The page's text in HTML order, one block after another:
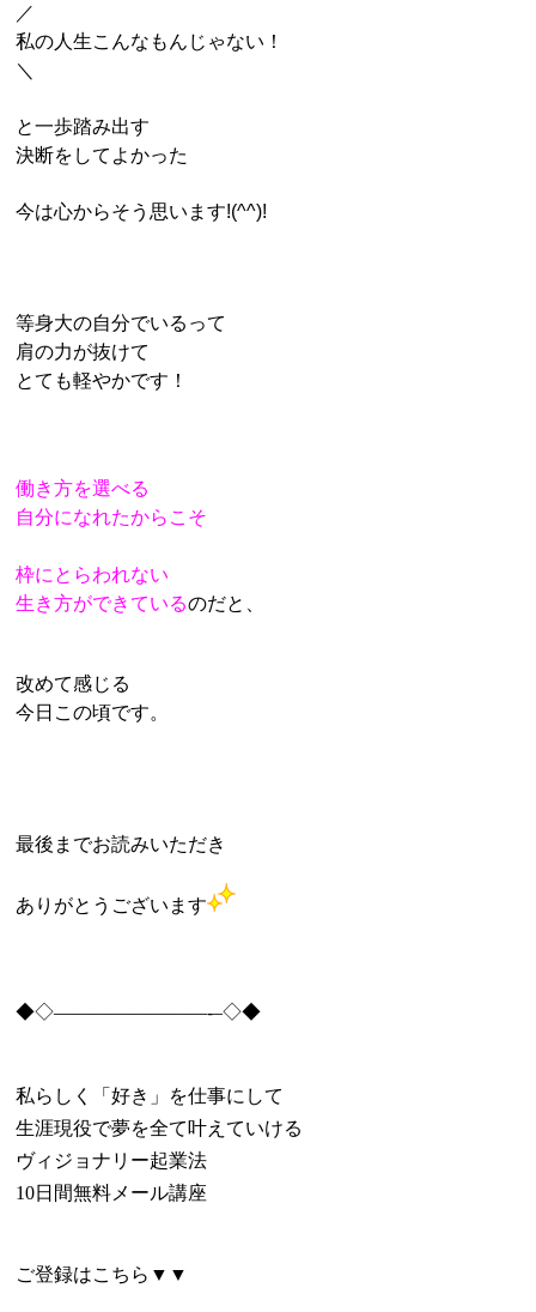
／
私の人生こんなもんじゃない！
＼
と一歩踏み出す
決断をしてよかった
今は心からそう思います!(^^)!
等身大の自分でいるって
肩の力が抜けて
とても軽やかです！
働き方を選べる
自分になれたからこそ
枠にとらわれない
生き方ができているのだと、
改めて感じる
今日この頃です。
最後までお読みいただき
ありがとうございます
◆◇————————-–◇◆
私らしく「好き」を仕事にして
生涯現役で夢を全て叶えていける
ヴィジョナリー起業法
10日間無料メール講座
ご登録はこちら ▼▼